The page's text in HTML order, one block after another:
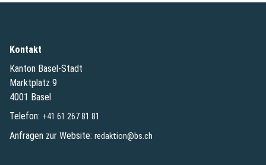
Kontakt
Kanton Basel-Stadt
Marktplatz 9
4001 Basel
Telefon: +41 61 267 81 81
Anfragen zur Website: redaktion@bs.ch